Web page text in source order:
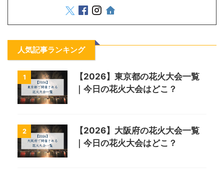
人気記事ランキング
1
【2026】東京都の花火大会一覧
｜今日の花火大会はどこ？
2
【2026】大阪府の花火大会一覧
｜今日の花火大会はどこ？